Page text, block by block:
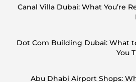
Canal Villa Dubai: What You’re
Dot Com Building Dubai: What
You
Abu Dhabi Airport Shops: